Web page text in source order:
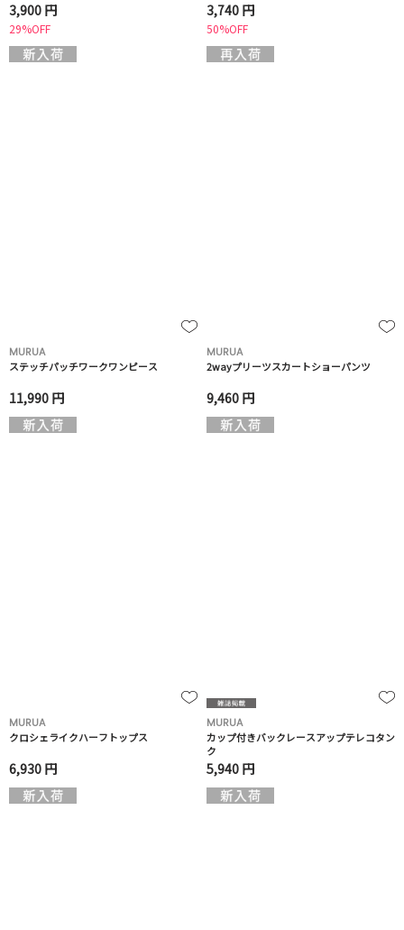
3,900 円
29%OFF
3,740 円
50%OFF
MURUA
ステッチパッチワークワンピース
11,990 円
MURUA
2wayプリーツスカートショーパンツ
9,460 円
MURUA
クロシェライクハーフトップス
6,930 円
MURUA
カップ付きバックレースアップテレコタン
ク
5,940 円